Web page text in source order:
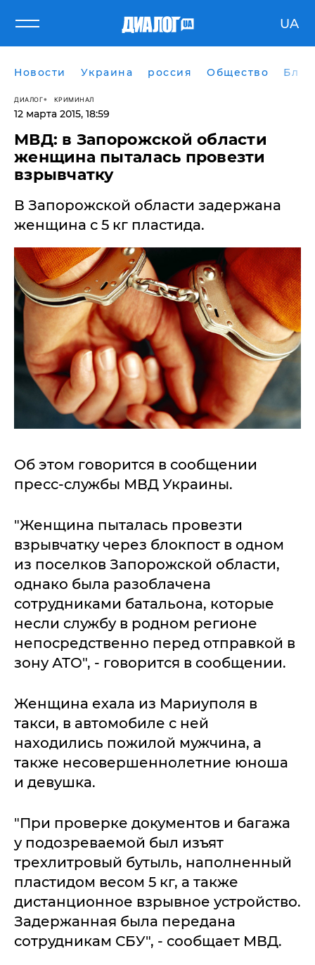
UA
Новости Украина россия Общество
ДИАЛОГ КРИМИНАЛ
12 марта 2015, 18:59
МВД: в Запорожской области
женщина пыталась провезти
взрывчатку
В Запорожской области задержана
женщина с 5 кг пластида.
Об этом говорится в сообщении
пресс-службы МВД Украины.
"Женщина пыталась провезти
взрывчатку через блокпост в одном
из поселков Запорожской области,
однако была разоблачена
сотрудниками батальона, которые
несли службу в родном регионе
непосредственно перед отправкой в
зону АТО", - говорится в сообщении.
Женщина ехала из Мариуполя в
такси, в автомобиле с ней
находились пожилой мужчина, а
также несовершеннолетние юноша
и девушка.
"При проверке документов и багажа
у подозреваемой был изъят
трехлитровый бутыль, наполненный
пластидом весом 5 кг, а также
дистанционное взрывное устройство.
Задержанная была передана
сотрудникам СБУ", - сообщает МВД.